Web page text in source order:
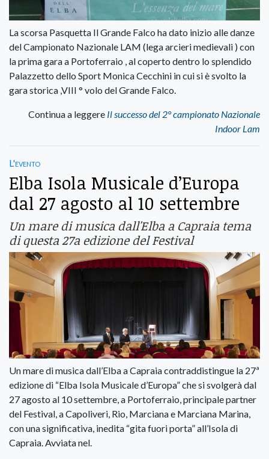
La scorsa Pasquetta Il Grande Falco ha dato inizio alle danze
del Campionato Nazionale LAM (lega arcieri medievali ) con
la prima gara a Portoferraio , al coperto dentro lo splendido
Palazzetto dello Sport Monica Cecchini in cui si è svolto la
gara storica ,VIII ° volo del Grande Falco.
Continua a leggere Il successo del 2° campionato Nazionale
Indoor Lam
L'evento
Elba Isola Musicale d’Europa
dal 27 agosto al 10 settembre
Un mare di musica dall'Elba a Capraia tema
di questa 27a edizione del Festival
Un mare di musica dall’Elba a Capraia contraddistingue la 27ª
edizione di “Elba Isola Musicale d’Europa” che si svolgerà dal
27 agosto al 10 settembre, a Portoferraio, principale partner
del Festival, a Capoliveri, Rio, Marciana e Marciana Marina,
con una significativa, inedita “gita fuori porta” all’Isola di
Capraia. Avviata nel.